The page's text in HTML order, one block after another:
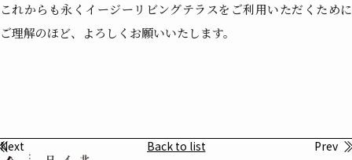
これからも永くイージーリビングテラスをご利用いただくために
ご理解のほど、よろしくお願いいたします。
Next Back to list Prev